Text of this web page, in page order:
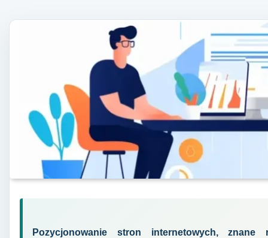
Pozycjonowanie stron internetowych,